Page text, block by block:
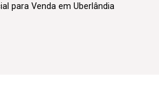
para Venda em Uberlândia